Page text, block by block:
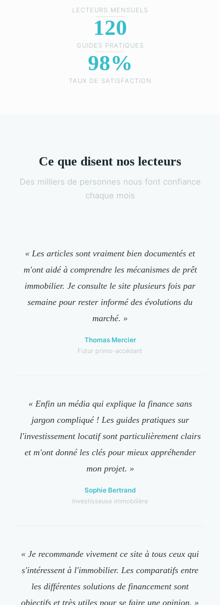
LECTEURS MENSUELS
120
GUIDES PRATIQUES
98%
TAUX DE SATISFACTION
Ce que disent nos lecteurs
Des milliers de personnes nous font confiance
chaque mois
« Les articles sont vraiment bien documentés et
m'ont aidé à comprendre les mécanismes de prêt
immobilier. Je consulte le site plusieurs fois par
semaine pour rester informé des évolutions du
marché. »
Thomas Mercier
Futur primo-accédant
« Enfin un média qui explique la finance sans
jargon compliqué ! Les guides pratiques sur
l'investissement locatif sont particulièrement clairs
et m'ont donné les clés pour mieux appréhender
mon projet. »
Sophie Bertrand
Investisseuse immobilière
« Je recommande vivement ce site à tous ceux qui
s'intéressent à l'immobilier. Les comparatifs entre
les différentes solutions de financement sont
objectifs et très utiles pour se faire une opinion. »